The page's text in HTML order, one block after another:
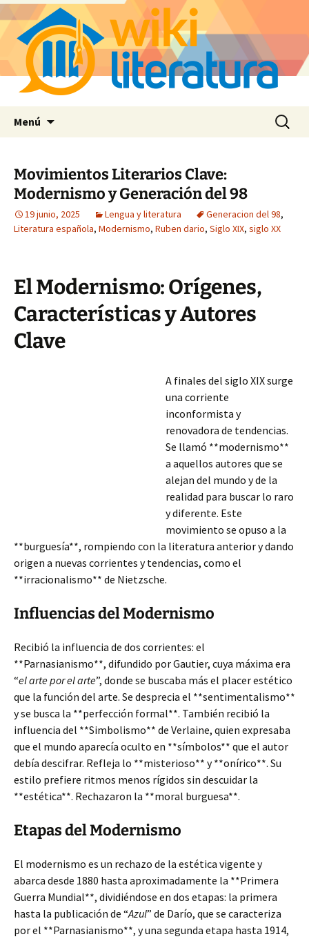
Menú Buscar:
Movimientos Literarios Clave:
Modernismo y Generación del 98
19 junio, 2025 Lengua y literatura Generacion del 98,
Literatura española, Modernismo, Ruben dario, Siglo XIX, siglo XX
El Modernismo: Orígenes,
Características y Autores
Clave
A finales del siglo XIX surge
una corriente
inconformista y
renovadora de tendencias.
Se llamó **modernismo**
a aquellos autores que se
alejan del mundo y de la
realidad para buscar lo raro
y diferente. Este
movimiento se opuso a la
**burguesía**, rompiendo con la literatura anterior y dando
origen a nuevas corrientes y tendencias, como el
**irracionalismo** de Nietzsche.
Influencias del Modernismo
Recibió la influencia de dos corrientes: el
**Parnasianismo**, difundido por Gautier, cuya máxima era
“el arte por el arte”, donde se buscaba más el placer estético
que la función del arte. Se desprecia el **sentimentalismo**
y se busca la **perfección formal**. También recibió la
influencia del **Simbolismo** de Verlaine, quien expresaba
que el mundo aparecía oculto en **símbolos** que el autor
debía descifrar. Refleja lo **misterioso** y **onírico**. Su
estilo prefiere ritmos menos rígidos sin descuidar la
**estética**. Rechazaron la **moral burguesa**.
Etapas del Modernismo
El modernismo es un rechazo de la estética vigente y
abarca desde 1880 hasta aproximadamente la **Primera
Guerra Mundial**, dividiéndose en dos etapas: la primera
hasta la publicación de “Azul” de Darío, que se caracteriza
por el **Parnasianismo**, y una segunda etapa hasta 1914,